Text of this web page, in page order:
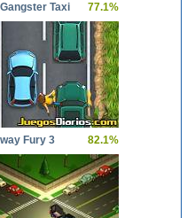
Taxi 77.1%
Fury 3 82.1%